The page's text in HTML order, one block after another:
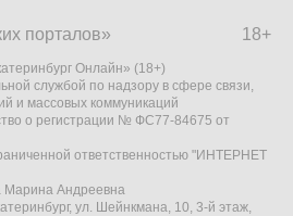
18+
порталов»
Онлайн» (18+)
службой по надзору в сфере связи,
и массовых коммуникаций
о регистрации № ФС77-84675 от
ответственностью "ИНТЕРНЕТ
Марина Андреевна
ул. Шейнкмана, 10, 3-й этаж,